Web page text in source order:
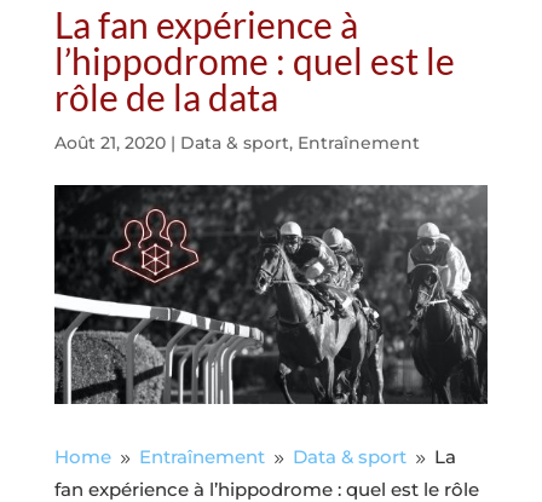
La fan expérience à
l’hippodrome : quel est le
rôle de la data
Août 21, 2020| Data & sport, Entraînement
Home 9 Entraînement 9 Data & sport 9 La
fan expérience à l’hippodrome : quel est le rôle